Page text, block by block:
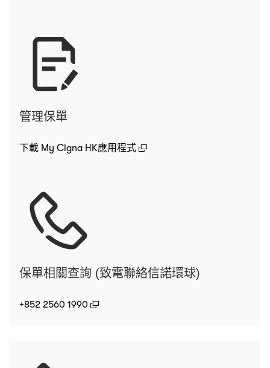
管理保單
下載 My Cigna HK應用程式 (open in a new window)
保單相關查詢 (致電聯絡信諾環球)
+852 2560 1990 (open in a new window)